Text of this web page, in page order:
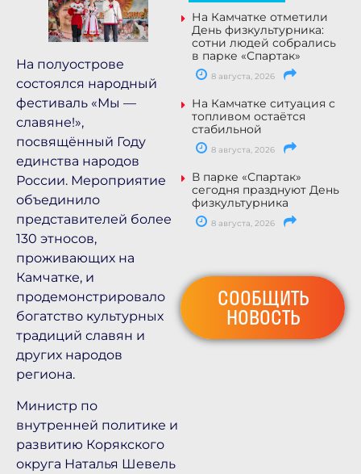
На полуострове
состоялся народный
фестиваль «Мы —
славяне!»,
посвящённый Году
единства народов
России. Мероприятие
объединило
представителей более
130 этносов,
проживающих на
Камчатке, и
продемонстрировало
богатство культурных
традиций славян и
других народов
региона.
Министр по
внутренней политике и
развитию Корякского
округа Наталья Шевель
На Камчатке отметили
День физкультурника:
сотни людей собрались
в парке «Спартак»
8 августа, 2026
На Камчатке ситуация с
топливом остаётся
стабильной
8 августа, 2026
В парке «Спартак»
сегодня празднуют День
физкультурника
8 августа, 2026
СООБЩИТЬ
НОВОСТЬ